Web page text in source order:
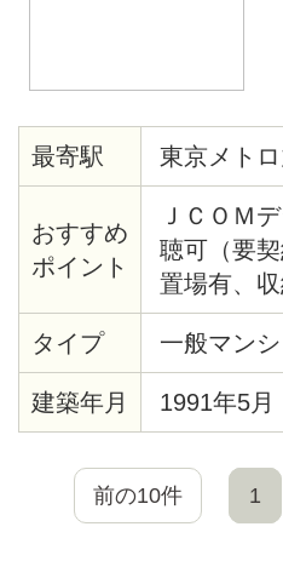
最寄駅 東京メト
おすすめ
ポイント
ＪＣＯＭ
聴可（要
置場有、
タイプ 一般マン
建築年月 1991年5
前の10件 1